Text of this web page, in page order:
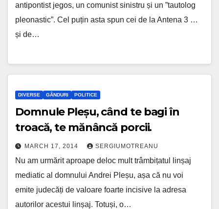
antipontist jegos, un comunist sinistru și un ”tautolog
pleonastic”. Cel puțin asta spun cei de la Antena 3 …
și de…
DIVERSE GÂNDURI POLITICE
Domnule Pleșu, când te bagi în
troacă, te mănâncă porcii.
MARCH 17, 2014 SERGIUMOTREANU
Nu am urmărit aproape deloc mult trâmbițatul linșaj
mediatic al domnului Andrei Pleșu, așa că nu voi
emite judecăți de valoare foarte incisive la adresa
autorilor acestui linșaj. Totuși, o…